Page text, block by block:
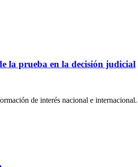
la prueba en la decisión judicial
de interés nacional e